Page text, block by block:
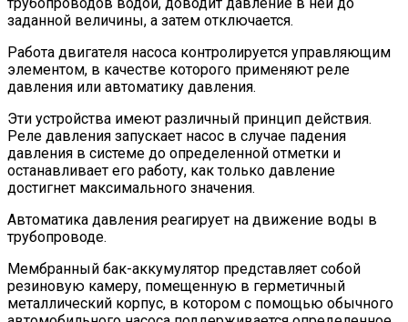
заданной величины, а затем отключается.
Работа двигателя насоса контролируется управляющим
элементом, в качестве которого применяют реле
давления или автоматику давления.
Эти устройства имеют различный принцип действия.
Реле давления запускает насос в случае падения
давления в системе до определенной отметки и
останавливает его работу, как только давление
достигнет максимального значения.
Автоматика давления реагирует на движение воды в
трубопроводе.
Мембранный бак-аккумулятор представляет собой
резиновую камеру, помещенную в герметичный
металлический корпус, в котором с помощью обычного